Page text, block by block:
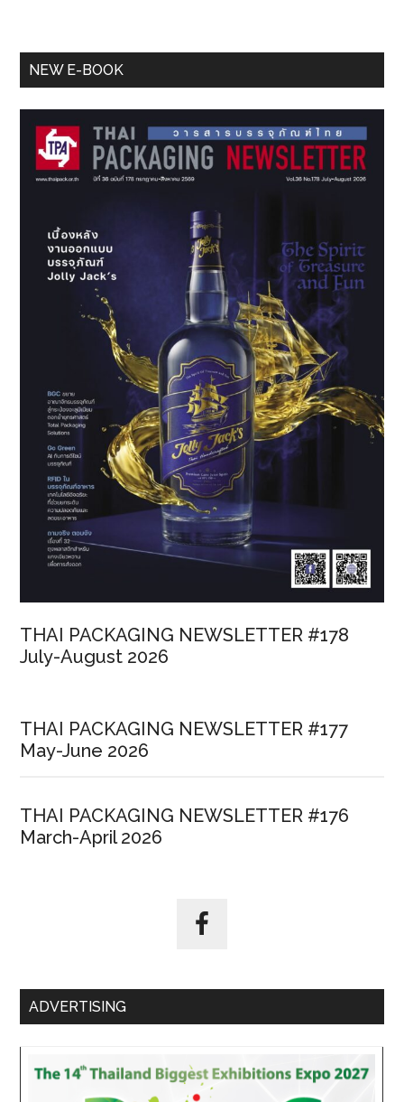
ของ
คุณ
คำ
ปรึกษา
ด้าน
Packaging
จุด
พร้อม
ช่วย
คุณ
โจทย์
ตลาด
อย่าง
และ
Primary
NEW E-BOOK
THAI PACKAGING NEWSLETTER #178
July-August 2026
THAI PACKAGING NEWSLETTER #177
May-June 2026
THAI PACKAGING NEWSLETTER #176
March-April 2026
ADVERTISING